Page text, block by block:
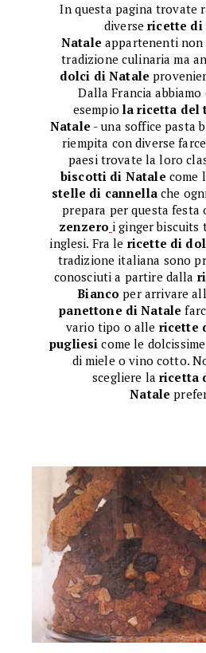
In questa pagina trovate
diversericette
Natale appartenenti
tradizione culinaria ma
dolci di Natale
Dalla Francia
esempio la ricetta del
Natale - una soffice pasta
riempita con diverse
paesi trovate la loro
biscotti di Natale come
stelle di cannellache
prepara per questa festa
zenzero i ginger biscuits
inglesi. Fra le ricette di
tradizione italiana sono
conosciuti a partire dalla
Bianco per arrivare
panettone di Natale
vario tipo o alle ricette
pugliesi come le dolcissime
di miele o vino cotto.
scegliere laricetta
Natale